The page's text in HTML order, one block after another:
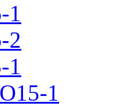
1
2
1
1